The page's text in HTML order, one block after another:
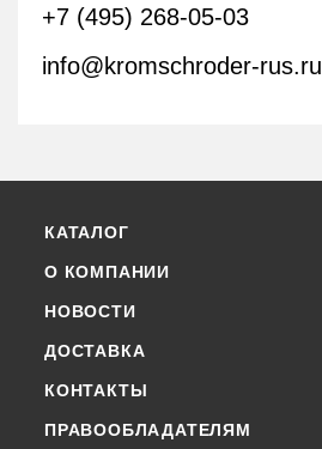
+7 (495) 268-05-03
info@kromschroder-rus.ru
КАТАЛОГ
О КОМПАНИИ
НОВОСТИ
ДОСТАВКА
КОНТАКТЫ
ПРАВООБЛАДАТЕЛЯМ